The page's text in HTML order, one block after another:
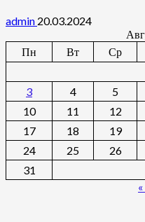
admin 20.03.2024
Пн
Вт Ср
3
4 5
10
11 12
17
18 19
24
25 26
31